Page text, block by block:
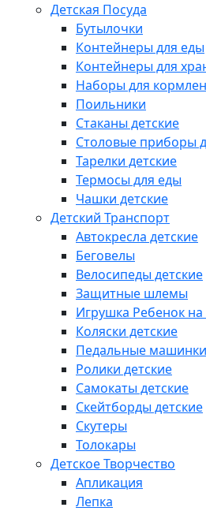
Детская Посуда
Бутылочки
Контейнеры для еды
Контейнеры для
Наборы для
Поильники
Стаканы детские
Столовые приборы
Тарелки детские
Термосы для еды
Чашки детские
Детский Транспорт
Автокресла детские
Беговелы
Велосипеды детские
Защитные шлемы
Игрушка Ребенок на
Коляски детские
Педальные машинки
Ролики детские
Самокаты детские
Скейтборды детские
Скутеры
Толокары
Детское Творчество
Апликация
Лепка